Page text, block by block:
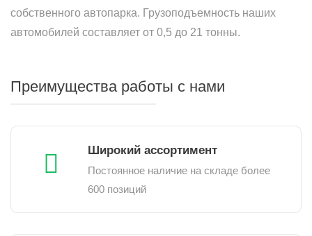
собственного автопарка. Грузоподъемность наших
автомобилей составляет от 0,5 до 21 тонны.
Преимущества работы с нами
Широкий ассортимент
Постоянное наличие на складе более
600 позиций